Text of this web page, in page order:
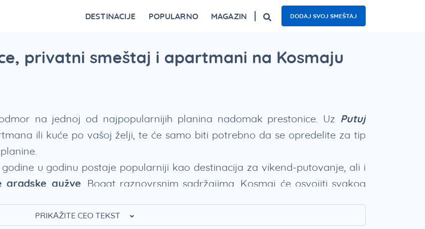
DESTINACIJE POPULARNO MAGAZIN DODAJ SVOJ SMEŠTAJ
privatni smeštaj i apartmani na Kosmaju
na jednoj od najpopularnijih planina nadomak prestonice. Uz Putuj
ili kuće po vašoj želji, te će samo biti potrebno da se opredelite za tip
u godinu postaje popularniji kao destinacija za vikend-putovanje, ali i
gradske gužve . Bogat raznovrsnim sadržajima, Kosmaj će osvojiti svakog
PRIKAŽITE CEO TEKST